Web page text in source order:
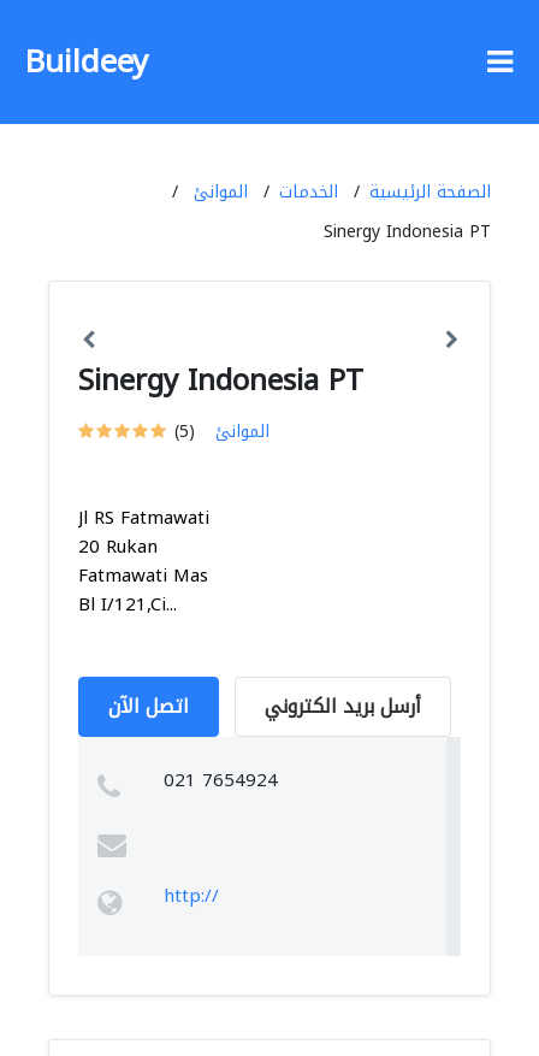
Buildeey
الصفحة الرئيسية الخدمات
الموانئ
Sinergy Indonesia PT
Sinergy Indonesia PT
(5) الموانئ
Jl RS Fatmawati
20 Rukan
Fatmawati Mas
Bl I/121,Ci...
اتصل الآن أرسل بريد الكتروني
021 7654924
http://